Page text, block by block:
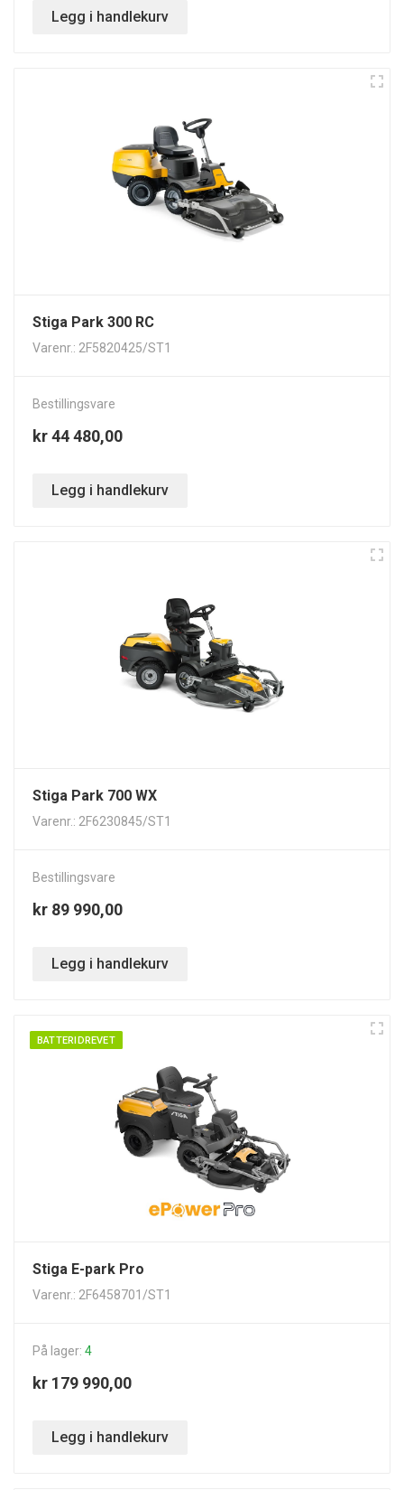
Legg i handlekurv
Stiga Park 300 RC
Varenr.: 2F5820425/ST1
Bestillingsvare
kr 44 480,00
Legg i handlekurv
Stiga Park 700 WX
Varenr.: 2F6230845/ST1
Bestillingsvare
kr 89 990,00
Legg i handlekurv
BATTERIDREVET
Stiga E-park Pro
Varenr.: 2F6458701/ST1
På lager: 4
kr 179 990,00
Legg i handlekurv